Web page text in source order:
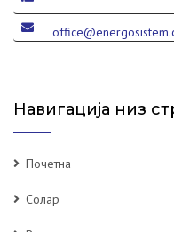
Навигација низ
Почетна
Солар